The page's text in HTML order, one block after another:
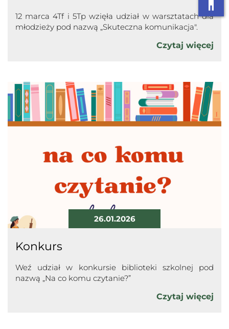
12 marca 4Tf i 5Tp wzięła udział w warsztatach dla
młodzieży pod nazwą „Skuteczna komunikacja".
Czytaj więcej
26.01.2026
Konkurs
Weź udział w konkursie biblioteki szkolnej pod
nazwą „Na co komu czytanie?”
Czytaj więcej